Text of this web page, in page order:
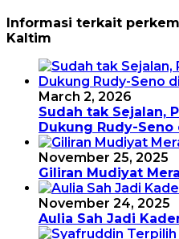
Informasi terkait
Kaltim
March 2, 2026
Sudah tak Sejalan,
Dukung Rudy-
November 25, 2025
Giliran Mudiyat
November 24, 2025
Aulia Sah Jadi